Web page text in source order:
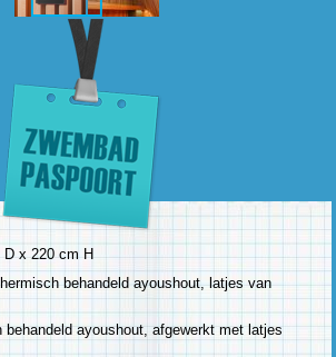
x 220 cm H
behandeld ayoushout, latjes van
behandeld ayoushout, afgewerkt met latjes